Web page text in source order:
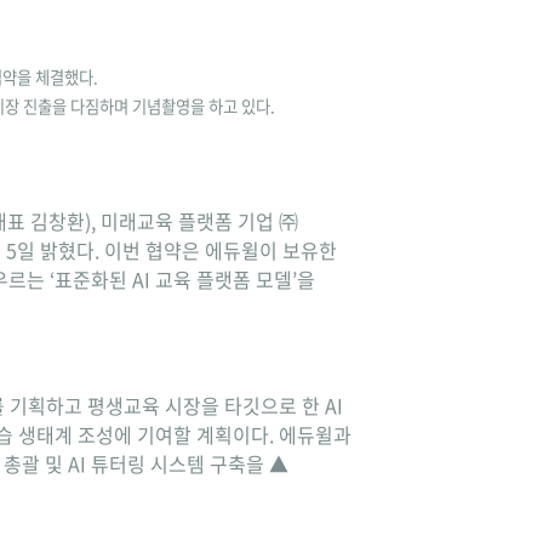
을 체결했다.
진출을 다짐하며 기념촬영을 하고 있다.
김창환), 미래교육 플랫폼 기업 ㈜
일 밝혔다. 이번 협약은 에듀윌이 보유한
는 ‘표준화된 AI 교육 플랫폼 모델’을
획하고 평생교육 시장을 타깃으로 한 AI
생태계 조성에 기여할 계획이다. 에듀윌과
괄 및 AI 튜터링 시스템 구축을 ▲